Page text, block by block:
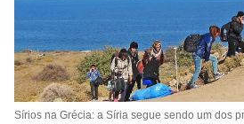
Sírios na Grécia: a Síria segue sendo um dos